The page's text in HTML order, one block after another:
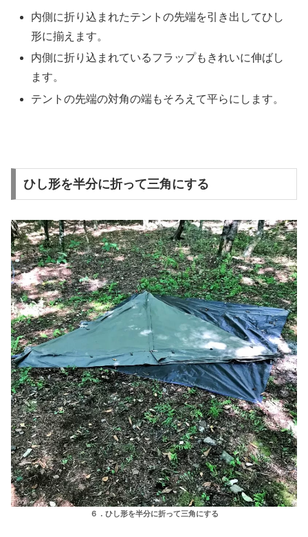
内側に折り込まれたテントの先端を引き出してひし
形に揃えます。
内側に折り込まれているフラップもきれいに伸ばし
ます。
テントの先端の対角の端もそろえて平らにします。
ひし形を半分に折って三角にする
６．ひし形を半分に折って三角にする